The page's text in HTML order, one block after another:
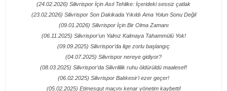
(24.02.2026) Silivrispor İçin Asıl Tehlike: İçerideki sessiz çatlak
(23.02.2026) Silivrispor Son Dakikada Yıkıldı Ama Yolun Sonu Değil
(09.01.2026) Silivrispor İçin Bir Olma Zamanı
(06.11.2025) Silivrispor’un Yalnız Kalmaya Tahammülü Yok!
(09.09.2025) Silivrispor’da lige zorlu başlangıç
(04.07.2025) Silivrispor nereye gidiyor?
(08.03.2025) Silivrispor’da Silivrililik ruhu öldürüldü maalesef!
(06.02.2025) Silivrispor Balıkesir'i ezer geçer!
(05.02.2025) Etimesgut maçını kenar yönetim kaybetti!